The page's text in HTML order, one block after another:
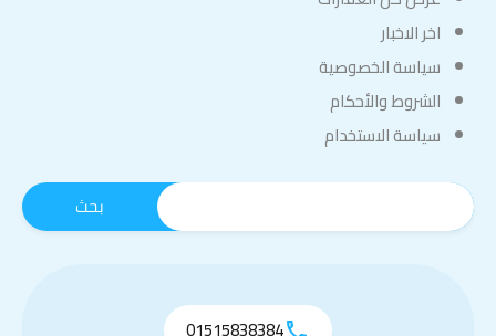
اخر الاخبار
سياسة الخصوصية
الشروط والأحكام
سياسة الاستخدام